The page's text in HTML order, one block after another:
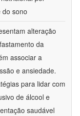
sono
alteração
da
associar a
e ansiedade.
para lidar com
de álcool e
saudável